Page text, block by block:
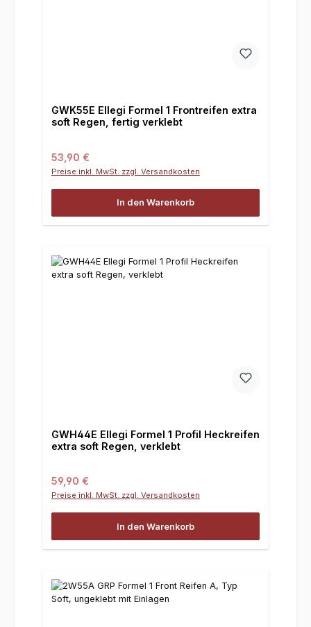
GWK55E Ellegi Formel 1 Frontreifen extra
soft Regen, fertig verklebt
Regulärer Preis:
53,90 €
Preise inkl. MwSt. zzgl. Versandkosten
In den Warenkorb
GWH44E Ellegi Formel 1 Profil Heckreifen
extra soft Regen, verklebt
Regulärer Preis:
59,90 €
Preise inkl. MwSt. zzgl. Versandkosten
In den Warenkorb